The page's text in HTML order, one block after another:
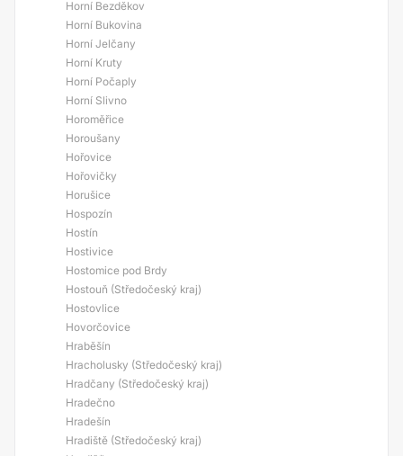
Horní Bezděkov
Horní Bukovina
Horní Jelčany
Horní Kruty
Horní Počaply
Horní Slivno
Horoměřice
Horoušany
Hořovice
Hořovičky
Horušice
Hospozín
Hostín
Hostivice
Hostomice pod Brdy
Hostouň (Středočeský kraj)
Hostovlice
Hovorčovice
Hraběšín
Hracholusky (Středočeský kraj)
Hradčany (Středočeský kraj)
Hradečno
Hradešín
Hradiště (Středočeský kraj)